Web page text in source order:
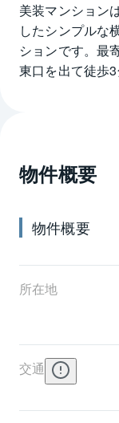
美装マンション
したシンプルな
ションです。最
東口を出て徒歩
浜駅まで1駅6分
スーパーが徒歩
菊名桜山公園は
す。美装マンシ
ンを提供してい
しています。築
す。
物件概要
物件概要
所在地
交通